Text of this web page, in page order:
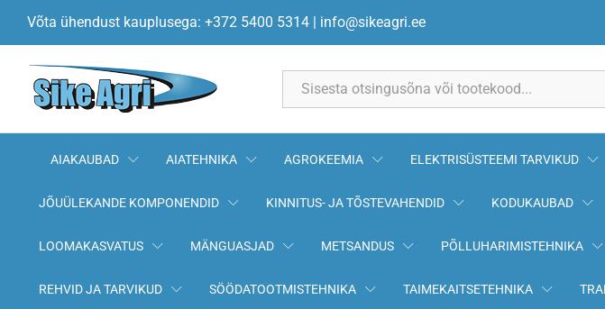
Võta ühendust kauplusega: +372 5400 5314 | info@sikeagri.ee
AIAKAUBAD AIATEHNIKA AGROKEEMIA ELEKTRISÜSTEEMI TARVIKUD
JÕUÜLEKANDE KOMPONENDID KINNITUS- JA TÕSTEVAHENDID KODUKAUBAD
LOOMAKASVATUS MÄNGUASJAD METSANDUS PÕLLUHARIMISTEHNIKA
REHVID JA TARVIKUD SÖÖDATOOTMISTEHNIKA TAIMEKAITSETEHNIKA